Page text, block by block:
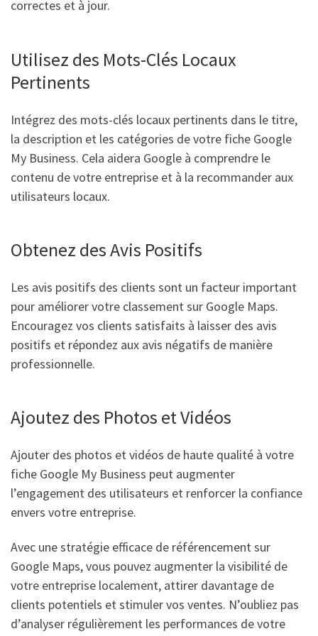
correctes et à jour.
Utilisez des Mots-Clés Locaux
Pertinents
Intégrez des mots-clés locaux pertinents dans le titre,
la description et les catégories de votre fiche Google
My Business. Cela aidera Google à comprendre le
contenu de votre entreprise et à la recommander aux
utilisateurs locaux.
Obtenez des Avis Positifs
Les avis positifs des clients sont un facteur important
pour améliorer votre classement sur Google Maps.
Encouragez vos clients satisfaits à laisser des avis
positifs et répondez aux avis négatifs de manière
professionnelle.
Ajoutez des Photos et Vidéos
Ajouter des photos et vidéos de haute qualité à votre
fiche Google My Business peut augmenter
l’engagement des utilisateurs et renforcer la confiance
envers votre entreprise.
Avec une stratégie efficace de référencement sur
Google Maps, vous pouvez augmenter la visibilité de
votre entreprise localement, attirer davantage de
clients potentiels et stimuler vos ventes. N’oubliez pas
d’analyser régulièrement les performances de votre